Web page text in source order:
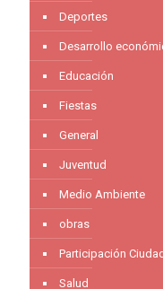
Deportes
Desarrollo
Educación
Fiestas
General
Juventud
Medio Ambiente
obras
Participación
Salud